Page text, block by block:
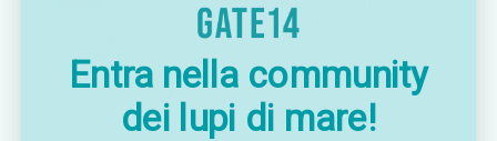
Southco serie M1
chiusura a compressione
in acciaio inox IP65
€ 83,60
Entra nella community
dei lupi di mare!